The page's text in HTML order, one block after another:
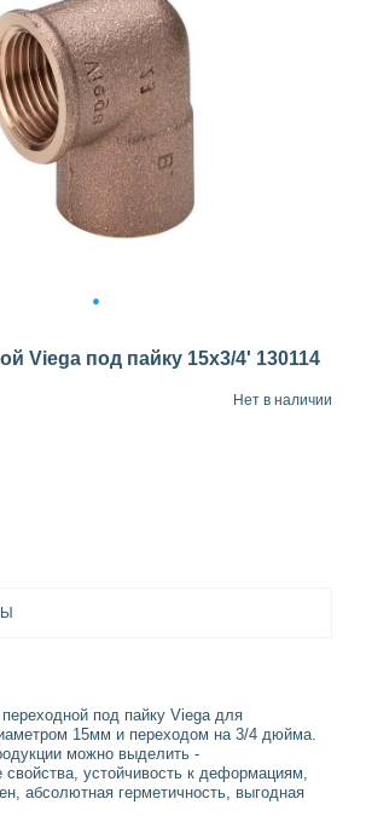
1
Viega под пайку 15х3/4' 130114
Нет в наличии
под пайку Viega для
15мм и переходом на 3/4 дюйма.
можно выделить -
свойства, устойчивость к деформациям,
абсолютная герметичность, выгодная